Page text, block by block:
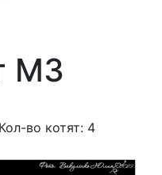
M3
Кол-во котят: 4